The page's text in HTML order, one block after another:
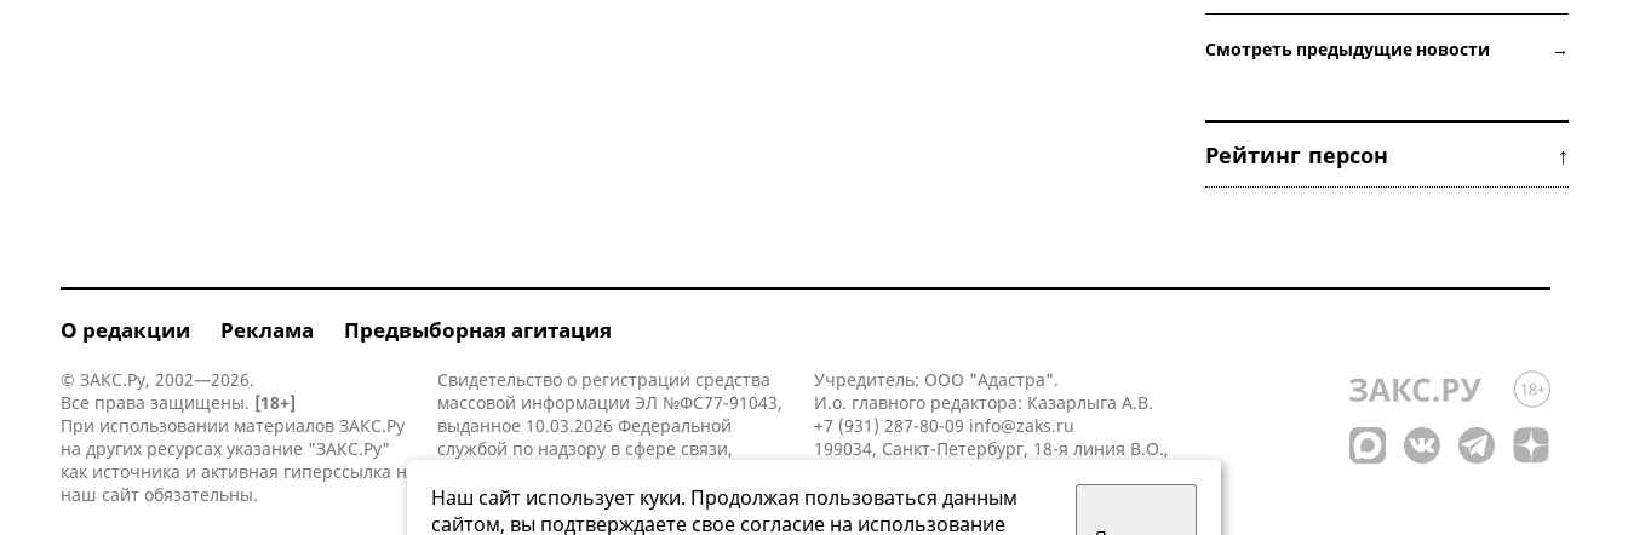
Смотреть предыдущие новости →
Рейтинг персон ↑
О редакции Реклама Предвыборная агитация
© ЗАКС.Ру, 2002—2026.
Все права защищены. [18+]
При использовании материалов ЗАКС.Ру
на других ресурсах указание "ЗАКС.Ру"
как источника и активная гиперссылка на
наш сайт обязательны.
Свидетельство о регистрации средства
массовой информации ЭЛ №ФС77-91043,
выданное 10.03.2026 Федеральной
службой по надзору в сфере связи,
коммуникаций (Роскомнадзор).
Учредитель: ООО "Адастра".
И.о. главного редактора: Казарлыга А.В.
+7 (931) 287-80-09 info@zaks.ru
199034, Санкт-Петербург, 18-я линия В.О.,
Наш сайт использует куки. Продолжая пользоваться данным
сайтом, вы подтверждаете свое согласие на использование